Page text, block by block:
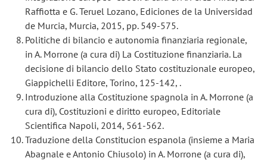
Raffiotta e G. Teruel Lozano, Ediciones de la Universidad
de Murcia, Murcia, 2015, pp. 549-575.
Politiche di bilancio e autonomia finanziaria regionale,
in A. Morrone (a cura di) La Costituzione finanziaria. La
decisione di bilancio dello Stato costituzionale europeo,
Giappichelli Editore, Torino, 125-142, .
Introduzione alla Costituzione spagnola in A. Morrone (a
cura di), Costituzioni e diritto europeo, Editoriale
Scientifica Napoli, 2014, 561-562.
Traduzione della Constitucion espanola (insieme a Maria
Abagnale e Antonio Chiusolo) in A. Morrone (a cura di),